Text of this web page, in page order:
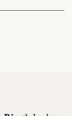
teilen